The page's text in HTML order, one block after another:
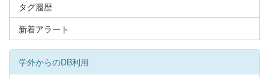
タグ履歴
新着アラート
学外からのDB利用